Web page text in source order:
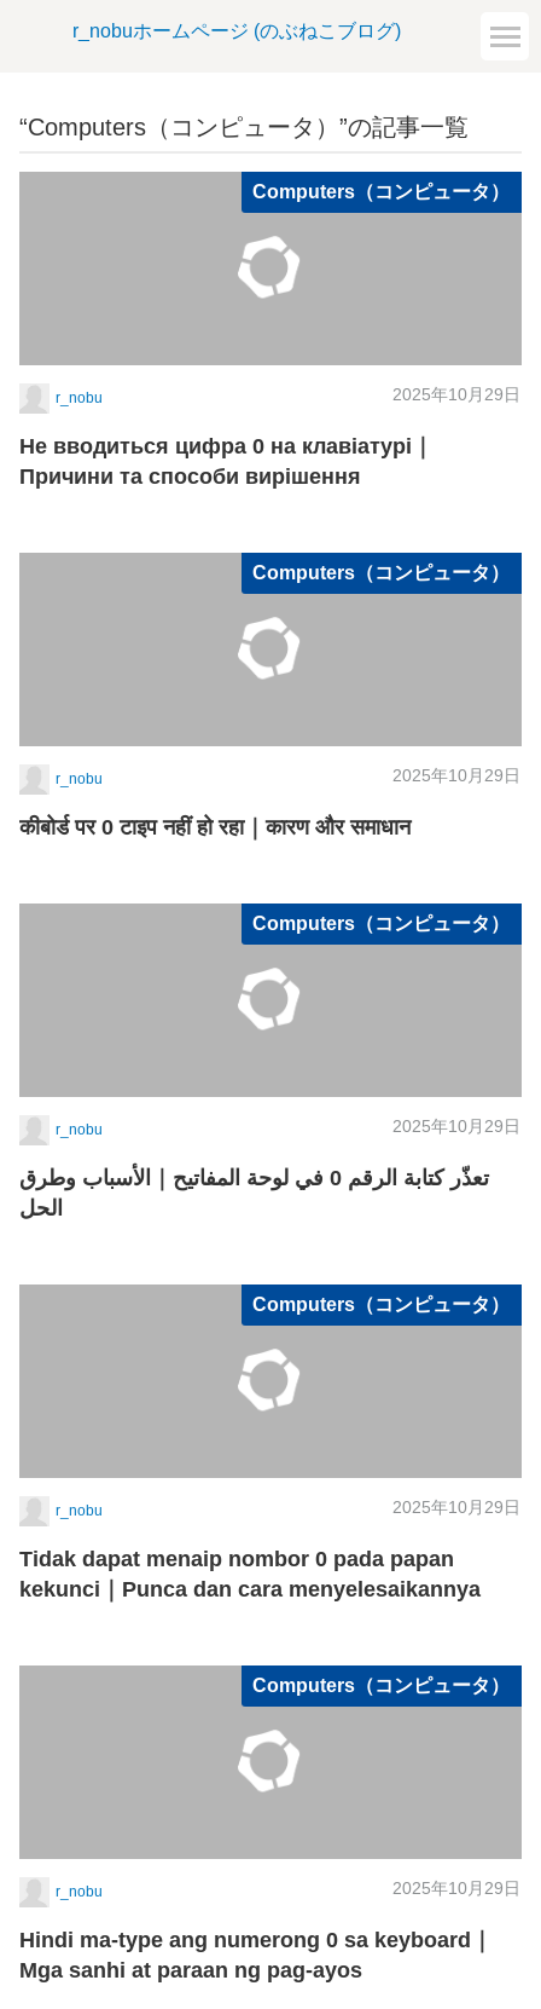
r_nobuホームページ (のぶねこブログ)
“Computers（コンピュータ）”の記事一覧
Computers（コンピュータ）
r_nobu 2025年10月29日
Не вводиться цифра 0 на клавіатурі｜
Причини та способи вирішення
Computers（コンピュータ）
r_nobu 2025年10月29日
कीबोर्ड पर 0 टाइप नहीं हो रहा｜कारण और समाधान
Computers（コンピュータ）
r_nobu 2025年10月29日
تعذّر كتابة الرقم 0 في لوحة المفاتيح｜الأسباب وطرق
الحل
Computers（コンピュータ）
r_nobu 2025年10月29日
Tidak dapat menaip nombor 0 pada papan
kekunci｜Punca dan cara menyelesaikannya
Computers（コンピュータ）
r_nobu 2025年10月29日
Hindi ma‑type ang numerong 0 sa keyboard｜
Mga sanhi at paraan ng pag‑ayos